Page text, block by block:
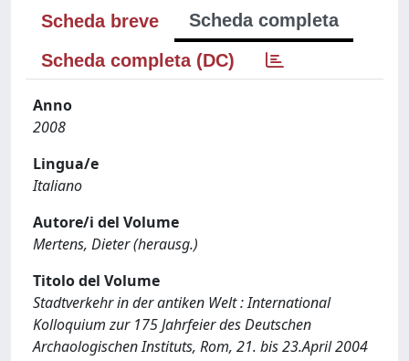
Scheda breve
Scheda completa
Scheda completa (DC)
Anno
2008
Lingua/e
Italiano
Autore/i del Volume
Mertens, Dieter (herausg.)
Titolo del Volume
Stadtverkehr in der antiken Welt : International
Kolloquium zur 175 Jahrfeier des Deutschen
Archaologischen Instituts, Rom, 21. bis 23.April 2004